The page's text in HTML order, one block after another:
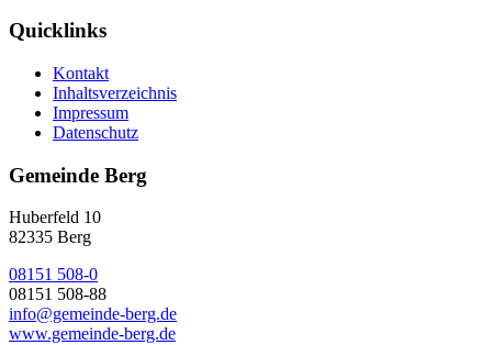
Quicklinks
Kontakt
Inhaltsverzeichnis
Impressum
Datenschutz
Gemeinde Berg
Huberfeld 10
82335 Berg
08151 508-0
08151 508-88
info@gemeinde-berg.de
www.gemeinde-berg.de